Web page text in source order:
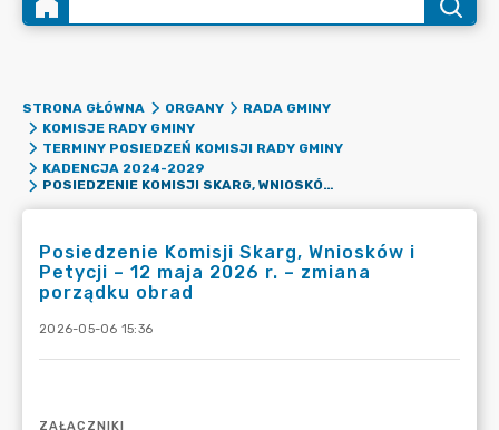
STRONA GŁÓWNA ORGANY
RADA GMINY
KOMISJE RADY GMINY
TERMINY POSIEDZEŃ KOMISJI RADY GMINY
KADENCJA 2024-2029
POSIEDZENIE KOMISJI SKARG, WNIOSKÓW I PETYCJI – 12 MAJA 2026 R. – ZMIANA PORZĄDKU OBRAD
Posiedzenie Komisji Skarg, Wniosków i
Petycji – 12 maja 2026 r. – zmiana
porządku obrad
2026-05-06 15:36
ZAŁĄCZNIKI